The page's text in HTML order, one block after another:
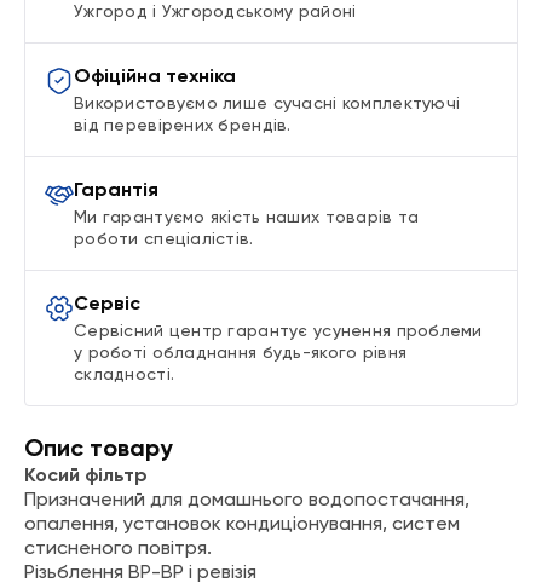
Ужгород і Ужгородському районі
Офіційна техніка
Використовуємо лише сучасні комплектуючі
від перевірених брендів.
Гарантія
Ми гарантуємо якість наших товарів та
роботи спеціалістів.
Сервіс
Сервісний центр гарантує усунення проблеми
у роботі обладнання будь-якого рівня
складності.
Опис товару
Косий фільтр
Призначений для домашнього водопостачання,
опалення, установок кондиціонування, систем
стисненого повітря.
Різьблення ВР-ВР і ревізія